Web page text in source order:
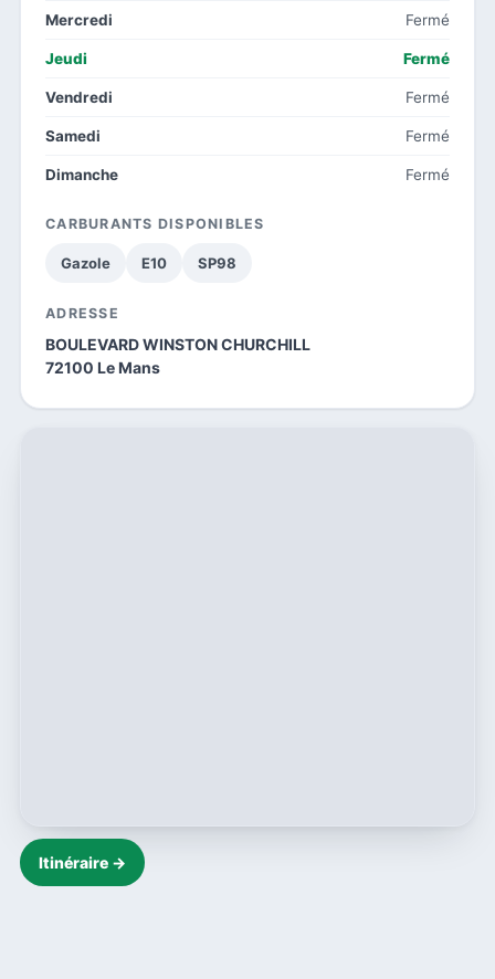
Mercredi Fermé
Jeudi Fermé
Vendredi Fermé
Samedi Fermé
Dimanche Fermé
CARBURANTS DISPONIBLES
Gazole E10 SP98
ADRESSE
BOULEVARD WINSTON CHURCHILL
72100 Le Mans
Itinéraire →